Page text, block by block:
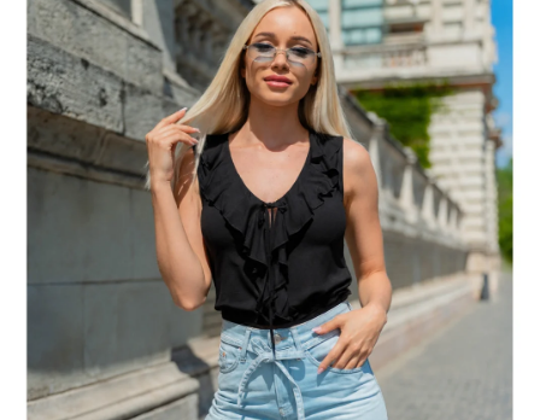
5,0
z
5
hviezdičiek.